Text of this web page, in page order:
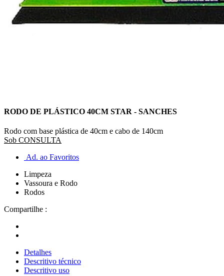
RODO DE PLÁSTICO 40CM STAR - SANCHES
Rodo com base plástica de 40cm e cabo de 140cm
Sob CONSULTA
Ad. ao Favoritos
Limpeza
Vassoura e Rodo
Rodos
Compartilhe :
Detalhes
Descritivo técnico
Descritivo uso